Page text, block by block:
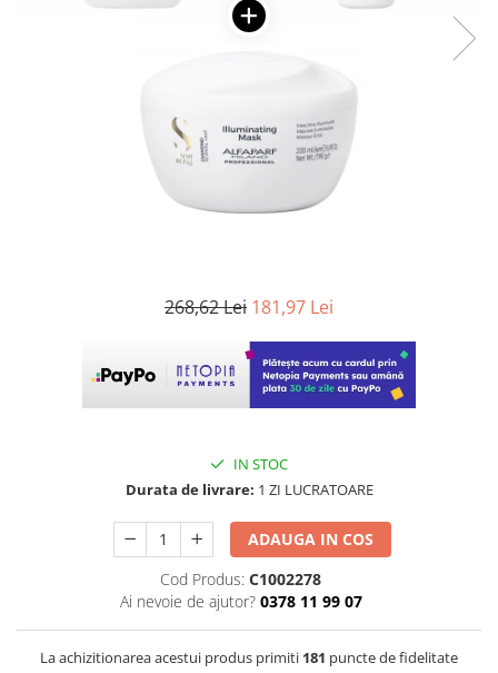
268,62 Lei 181,97 Lei
IN STOC
Durata de livrare: 1 ZI LUCRATOARE
ADAUGA IN COS
Cod Produs: C1002278
Ai nevoie de ajutor? 0378 11 99 07
La achizitionarea acestui produs primiti 181 puncte de fidelitate